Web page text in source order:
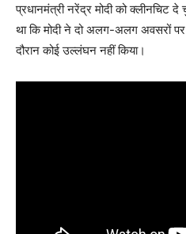
प्रधानमंत्री नरेंद्र मोदी को क्लीनचिट
था कि मोदी ने दो अलग-अलग अवसरों
दौरान कोई उल्लंघन नहीं किया।